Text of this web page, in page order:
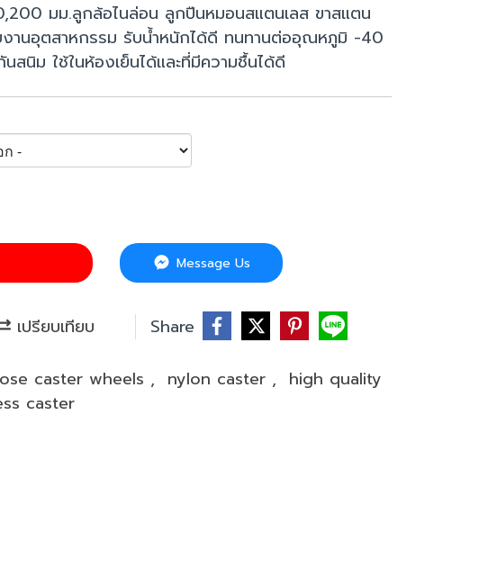
มม.ลูกล้อไนล่อน ลูกปืนหมอนสแตนเลส ขาสแตน
บงานอุตสาหกรรม รับน้ำหนักได้ดี ทนทานต่ออุณหภูมิ -40
นิม ใช้ในห้องเย็นได้และที่มีความชื้นได้ดี
Message Us
เปรียบเทียบ Share
caster wheels , nylon caster , high quality
caster